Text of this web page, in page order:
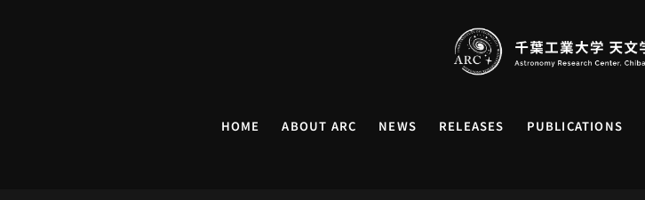
HOME ABOUT ARC NEWS RELEASES PUBLICATIONS